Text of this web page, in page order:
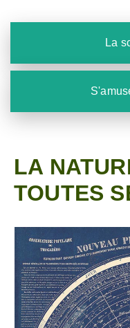
La
LA
TOUTES